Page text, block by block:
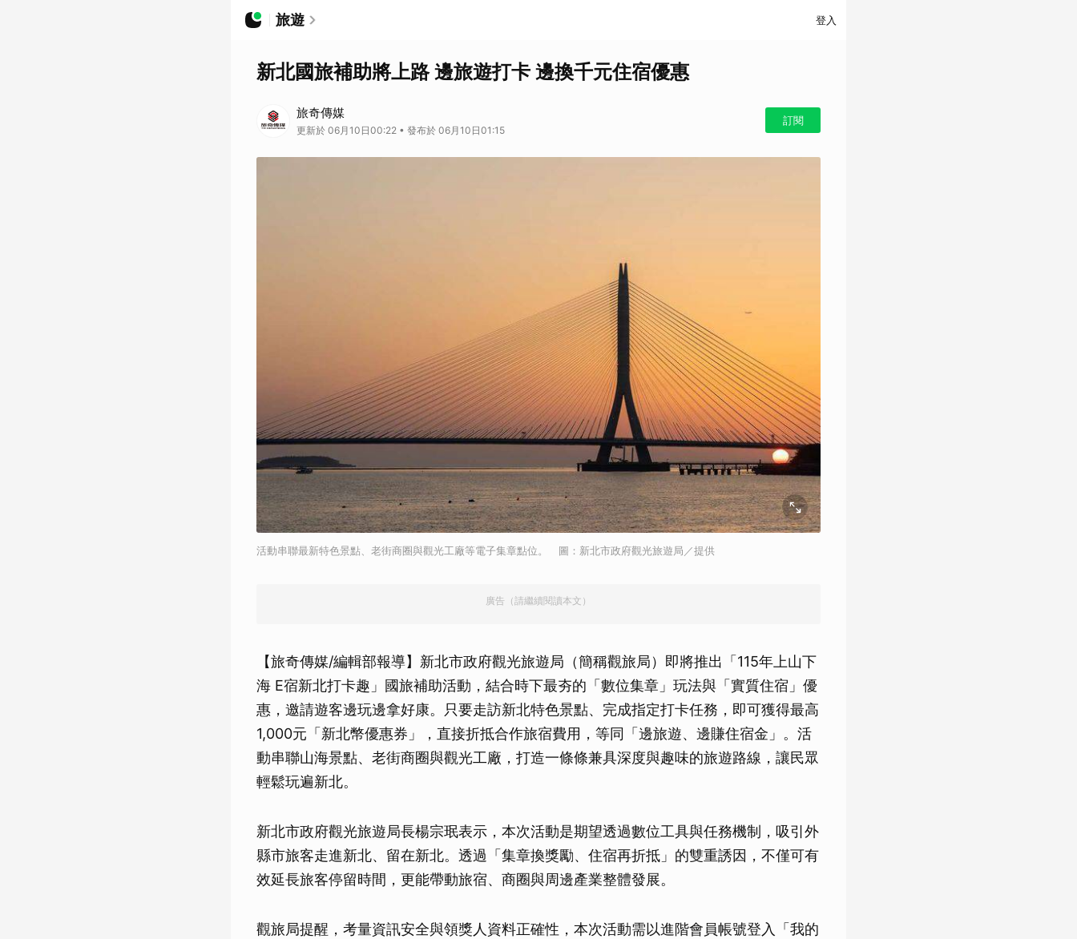
旅遊 登入
新北國旅補助將上路 邊旅遊打卡 邊換千元住宿優惠
旅奇傳媒
更新於 06月10日00:22 • 發布於 06月10日01:15
訂閱
活動串聯最新特色景點、老街商圈與觀光工廠等電子集章點位。 圖：新北市政府觀光旅遊局／提供
廣告（請繼續閱讀本文）
【旅奇傳媒/編輯部報導】新北市政府觀光旅遊局（簡稱觀旅局）即將推出「115年上山下
海 E宿新北打卡趣」國旅補助活動，結合時下最夯的「數位集章」玩法與「實質住宿」優
惠，邀請遊客邊玩邊拿好康。只要走訪新北特色景點、完成指定打卡任務，即可獲得最高
1,000元「新北幣優惠券」，直接折抵合作旅宿費用，等同「邊旅遊、邊賺住宿金」。活
動串聯山海景點、老街商圈與觀光工廠，打造一條條兼具深度與趣味的旅遊路線，讓民眾
輕鬆玩遍新北。
新北市政府觀光旅遊局長楊宗珉表示，本次活動是期望透過數位工具與任務機制，吸引外
縣市旅客走進新北、留在新北。透過「集章換獎勵、住宿再折抵」的雙重誘因，不僅可有
效延長旅客停留時間，更能帶動旅宿、商圈與周邊產業整體發展。
觀旅局提醒，考量資訊安全與領獎人資料正確性，本次活動需以進階會員帳號登入「我的